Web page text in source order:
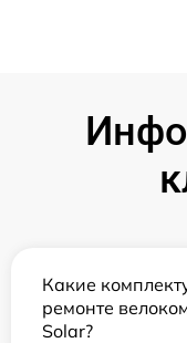
Какие
ремонте
Solar?